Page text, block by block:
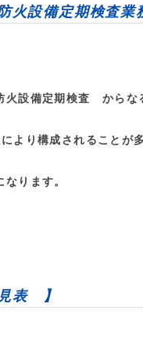
火設備定期検査業
火設備定期検査 からな
より構成されることが多
ります。
表 】